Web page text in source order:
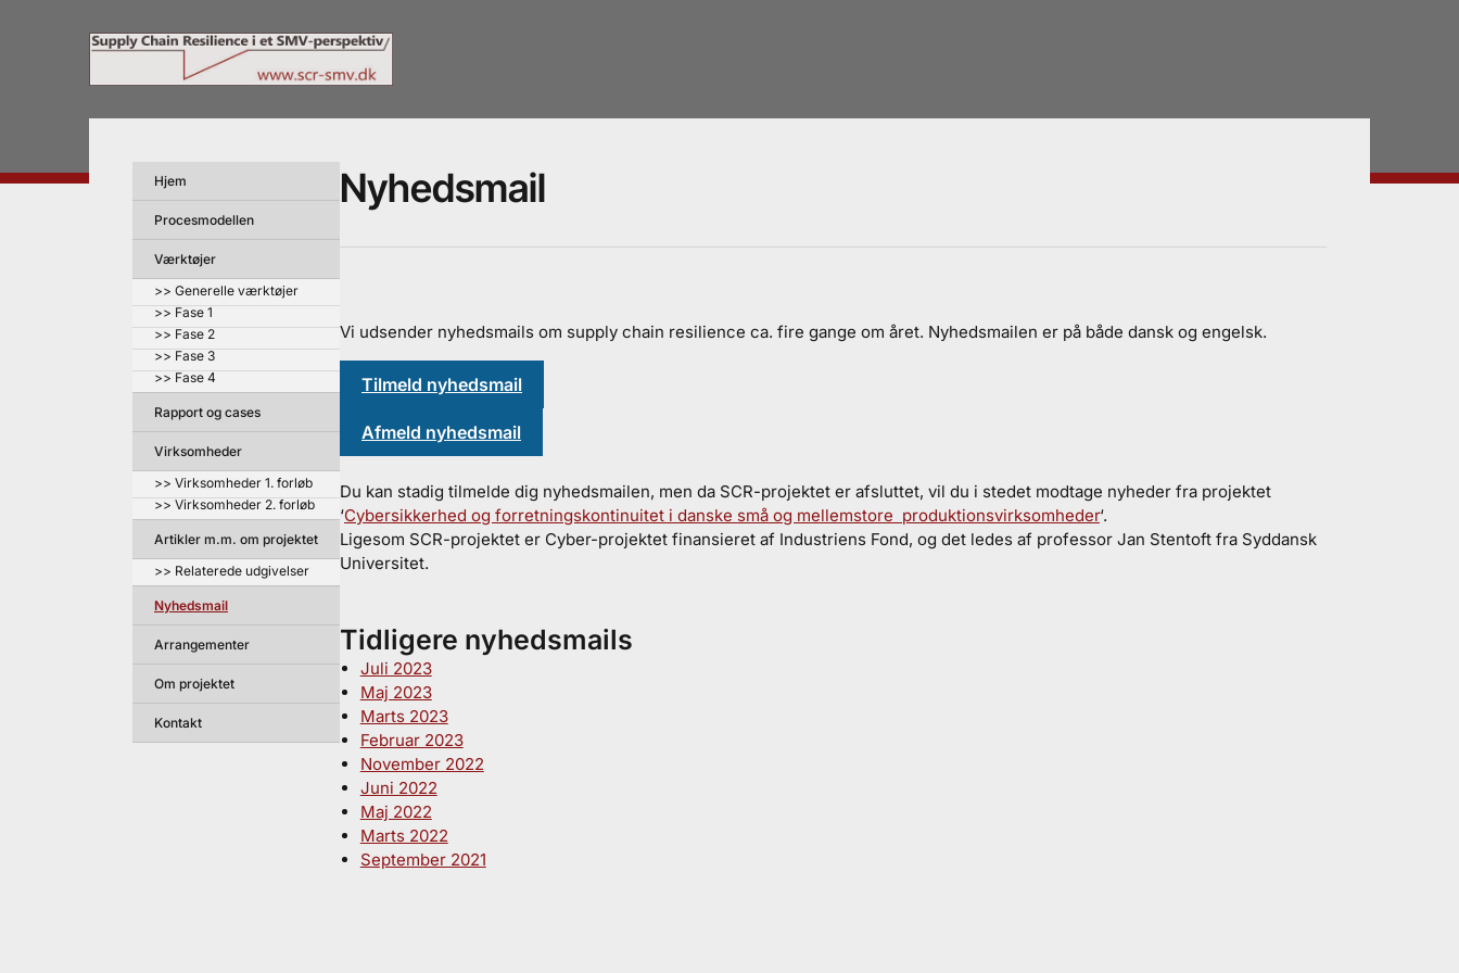
Nyhedsmail
Vi udsender nyhedsmails om supply chain resilience ca. fire gange om året. Nyhedsmailen er på både dansk og engelsk.
Tilmeld nyhedsmail
Afmeld nyhedsmail
Du kan stadig tilmelde dig nyhedsmailen, men da SCR-projektet er afsluttet, vil du i stedet modtage nyheder fra projektet
‘Cybersikkerhed og forretningskontinuitet i danske små og mellemstore produktionsvirksomheder‘.
Ligesom SCR-projektet er Cyber-projektet finansieret af Industriens Fond, og det ledes af professor Jan Stentoft fra Syddansk
Universitet.
Tidligere nyhedsmails
Juli 2023
Maj 2023
Marts 2023
Februar 2023
November 2022
Juni 2022
Maj 2022
Marts 2022
September 2021
Hjem
Procesmodellen
Værktøjer
>> Generelle værktøjer
>> Fase 1
>> Fase 2
>> Fase 3
>> Fase 4
Rapport og cases
Virksomheder
>> Virksomheder 1. forløb
>> Virksomheder 2. forløb
Artikler m.m. om projektet
>> Relaterede udgivelser
Nyhedsmail
Arrangementer
Om projektet
Kontakt